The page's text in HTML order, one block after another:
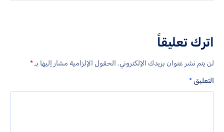
اترك تعليقاً
لن يتم نشر عنوان بريدك الإلكتروني. الحقول الإلزامية مشار إليها بـ*
التعليق*